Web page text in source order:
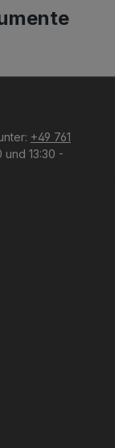
+49 761
und 13:30 -